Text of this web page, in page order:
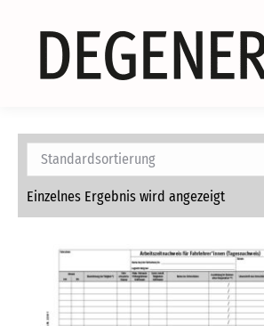
Einzelnes Ergebnis wird angezeigt